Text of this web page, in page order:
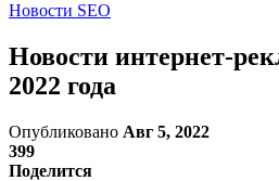
Новости SEO
Новости интернет-
2022 года
Опубликовано Авг 5, 2022
399
Поделится